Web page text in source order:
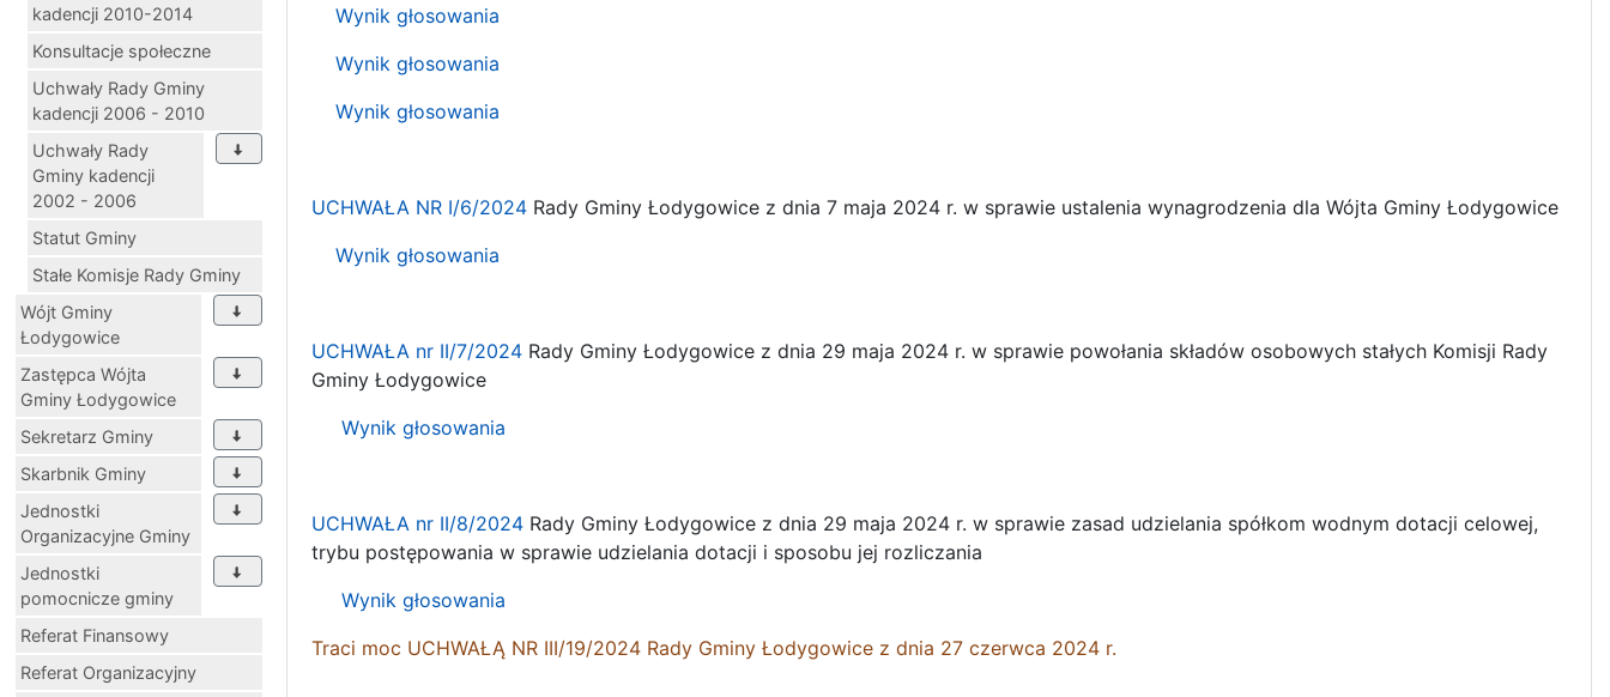
kadencji 2010-2014
Konsultacje społeczne
Uchwały Rady Gminy
kadencji 2006 - 2010
Uchwały Rady
Gminy kadencji
2002 - 2006
Statut Gminy
Stałe Komisje Rady Gminy
Wójt Gminy
Łodygowice
Zastępca Wójta
Gminy Łodygowice
Sekretarz Gminy
Skarbnik Gminy
Jednostki
Organizacyjne Gminy
Jednostki
pomocnicze gminy
Referat Finansowy
Referat Organizacyjny
Wynik głosowania
Wynik głosowania
Wynik głosowania
UCHWAŁA NR I/6/2024 Rady Gminy Łodygowice z dnia 7 maja 2024 r. w sprawie ustalenia wynagrodzenia dla Wójta Gminy Łodygowice
Wynik głosowania
UCHWAŁA nr II/7/2024 Rady Gminy Łodygowice z dnia 29 maja 2024 r. w sprawie powołania składów osobowych stałych Komisji Rady
Gminy Łodygowice
Wynik głosowania
UCHWAŁA nr II/8/2024 Rady Gminy Łodygowice z dnia 29 maja 2024 r. w sprawie zasad udzielania spółkom wodnym dotacji celowej,
trybu postępowania w sprawie udzielania dotacji i sposobu jej rozliczania
Wynik głosowania
Traci moc UCHWAŁĄ NR III/19/2024 Rady Gminy Łodygowice z dnia 27 czerwca 2024 r.